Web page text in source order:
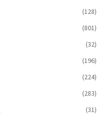
(128)
(801)
(32)
(196)
(224)
(283)
(31)